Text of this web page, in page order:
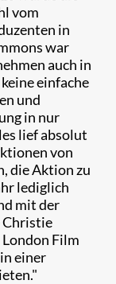
vom
in
war
auch in
einfache
und
in nur
lief absolut
von
die Aktion zu
lediglich
mit der
Christie
Film
einer